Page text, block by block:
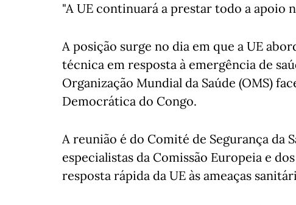
"A UE continuará a prestar todo a apoio
A posição surge no dia em que a UE
técnica em resposta à emergência de
Organização Mundial da Saúde (OMS)
Democrática do Congo.
A reunião é do Comité de Segurança da
especialistas da Comissão Europeia e
resposta rápida da UE às ameaças